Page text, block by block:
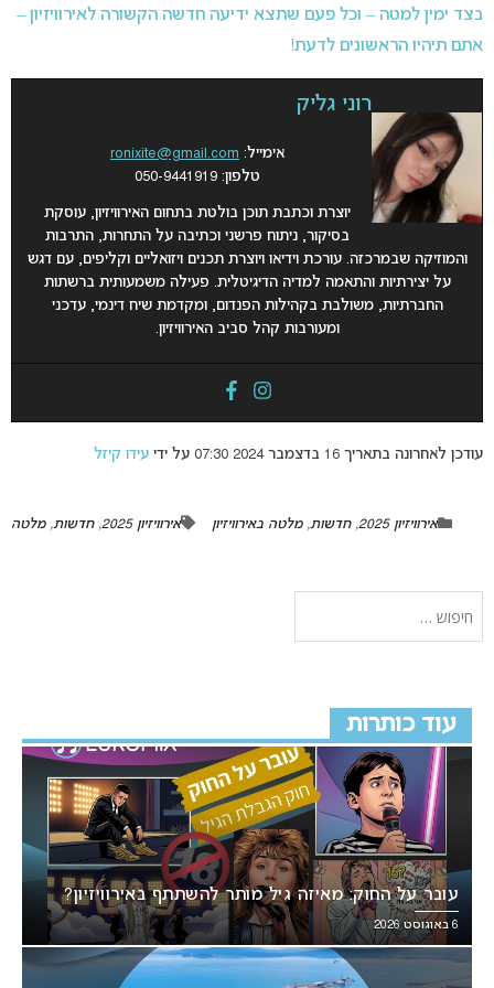
בצד ימין למטה – וכל פעם שתצא ידיעה חדשה הקשורה לאירוויזיון –
אתם תיהיו הראשונים לדעת!
רוני גליק
אימייל: ronixite@gmail.com
טלפון: 050-9441919
יוצרת וכתבת תוכן בולטת בתחום האירוויזיון, עוסקת
בסיקור, ניתוח פרשני וכתיבה על התחרות, התרבות
והמוזיקה שבמרכזה. עורכת וידיאו ויוצרת תכנים ויזואליים וקליפים, עם דגש
על יצירתיות והתאמה למדיה הדיגיטלית. פעילה משמעותית ברשתות
החברתיות, משולבת בקהילות הפנדום, ומקדמת שיח דינמי, עדכני
ומעורבות קהל סביב האירוויזיון.
עודכן לאחרונה בתאריך 16 בדצמבר 2024 07:30 על ידי עידו קיזל
אירוויזיון 2025 ,חדשות,מלטה באירוויזיון אירוויזיון 2025 ,חדשות,מלטה
עוד כותרות
עובר על החוק: מאיזה גיל מותר להשתתף באירוויזיון?
6 באוגוסט 2026